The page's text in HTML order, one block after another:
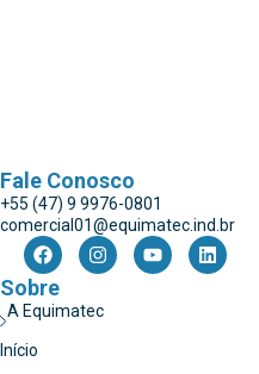
Fale Conosco
+55 (47) 9 9976-0801
comercial01@equimatec.ind.br
Sobre
A Equimatec
Início